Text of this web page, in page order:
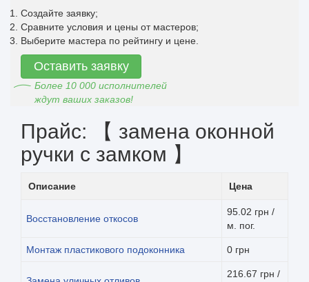
Создайте заявку;
Сравните условия и цены от мастеров;
Выберите мастера по рейтингу и цене.
Оставить заявку
Более 10 000 исполнителей
ждут ваших заказов!
Прайс: 【 замена оконной
ручки с замком 】
Описание Цена
Восстановление откосов
95.02 грн /
м. пог.
Монтаж пластикового подоконника 0 грн
216.67 грн /